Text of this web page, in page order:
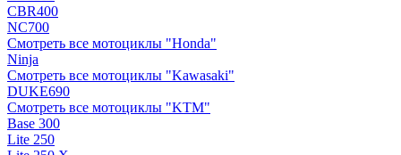
CBR400
NC700
Смотреть все мотоциклы "Honda"
Ninja
Смотреть все мотоциклы "Kawasaki"
DUKE690
Смотреть все мотоциклы "KTM"
Base 300
Lite 250